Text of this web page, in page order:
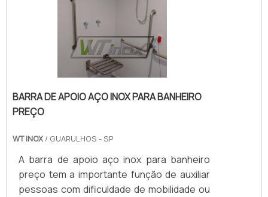
perante a compressão, sua resistência é
considerada boa, assim como a resistência
BARRA DE APOIO AÇO INOX PARA BANHEIRO
PREÇO
WT INOX / GUARULHOS - SP
A barra de apoio aço inox para banheiro
preço tem a importante função de auxiliar
pessoas com dificuldade de mobilidade ou